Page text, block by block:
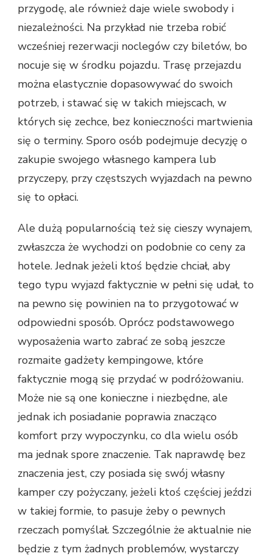
SOBĄ
W
przygodę, ale również daje wiele swobody i
niezależności. Na przykład nie trzeba robić
wcześniej rezerwacji noclegów czy biletów, bo
nocuje się w środku pojazdu. Trasę przejazdu
można elastycznie dopasowywać do swoich
potrzeb, i stawać się w takich miejscach, w
których się zechce, bez konieczności martwienia
się o terminy. Sporo osób podejmuje decyzję o
zakupie swojego własnego kampera lub
przyczepy, przy częstszych wyjazdach na pewno
się to opłaci.
Ale dużą popularnością też się cieszy wynajem,
zwłaszcza że wychodzi on podobnie co ceny za
hotele. Jednak jeżeli ktoś będzie chciał, aby
tego typu wyjazd faktycznie w pełni się udał, to
na pewno się powinien na to przygotować w
odpowiedni sposób. Oprócz podstawowego
wyposażenia warto zabrać ze sobą jeszcze
rozmaite gadżety kempingowe, które
faktycznie mogą się przydać w podróżowaniu.
Może nie są one konieczne i niezbędne, ale
jednak ich posiadanie poprawia znacząco
komfort przy wypoczynku, co dla wielu osób
ma jednak spore znaczenie. Tak naprawdę bez
znaczenia jest, czy posiada się swój własny
kamper czy pożyczany, jeżeli ktoś częściej jeździ
w takiej formie, to pasuje żeby o pewnych
rzeczach pomyślał. Szczególnie że aktualnie nie
będzie z tym żadnych problemów, wystarczy